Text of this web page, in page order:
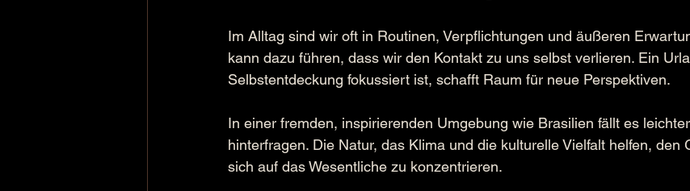
Im Alltag sind wir oft in Routinen, Verpflichtungen und äußeren
kann dazu führen, dass wir den Kontakt zu uns selbst verlieren. Ein
Selbstentdeckung fokussiert ist, schafft Raum für neue Perspektiven.
In einer fremden, inspirierenden Umgebung wie Brasilien fällt es
hinterfragen. Die Natur, das Klima und die kulturelle Vielfalt helfen, den
sich auf das Wesentliche zu konzentrieren.